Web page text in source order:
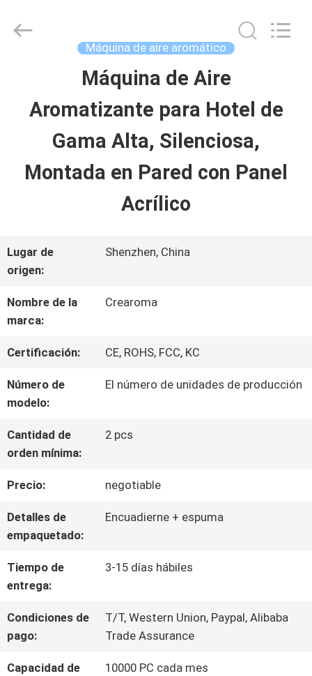
PRODUCTOS
VIDEOS
SHOW
SOBRE
NOSOTROS
VIAJE
DE
LA
FÁBRICA
CONTROL
DE
CALIDAD
ÉNTRENOS
Water
Meter
Developed
Máquina de aire aromático
Máquina de Aire
Aromatizante para Hotel de
Gama Alta, Silenciosa,
Montada en Pared con Panel
Acrílico
Lugar de
origen:
Shenzhen, China
Nombre de la
marca:
Crearoma
Certificación: CE, ROHS, FCC, KC
Número de
modelo:
El número de unidades de producción
Cantidad de
orden mínima:
2 pcs
Precio: negotiable
Detalles de
empaquetado:
Encuadierne + espuma
Tiempo de
entrega:
3-15 días hábiles
Condiciones de
pago:
T/T, Western Union, Paypal, Alibaba
Trade Assurance
Capacidad de
10000 PC cada mes